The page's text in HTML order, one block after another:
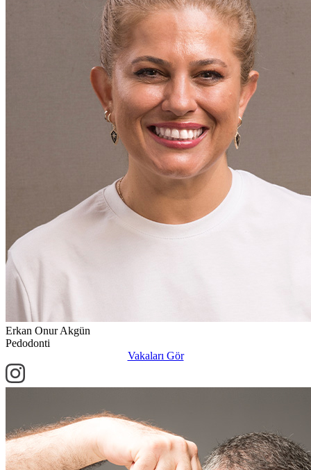
Erkan Onur Akgün
Pedodonti
Vakaları Gör